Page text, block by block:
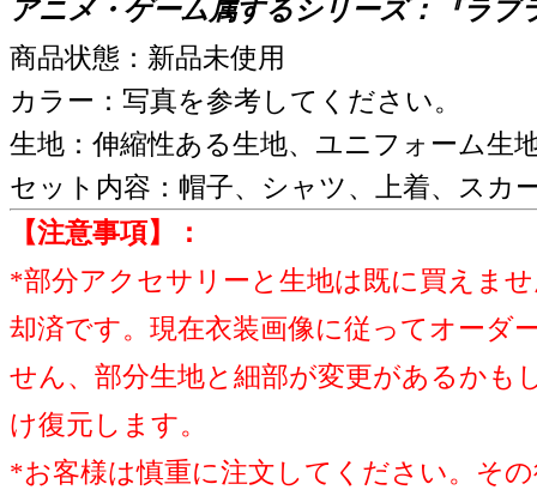
アニメ・ゲーム属するシリーズ：『ラ
商品状態：新品未使用
カラー：写真を参考してください。
生地：伸縮性ある生地、ユニフォーム生
セット内容：帽子、シャツ、上着、スカ
【注意事項】：
*部分アクセサリーと生地は既に買えま
却済です。現在衣装画像に従ってオーダ
せん、部分生地と細部が変更があるかも
け復元します。
*お客様は慎重に注文してください。そ